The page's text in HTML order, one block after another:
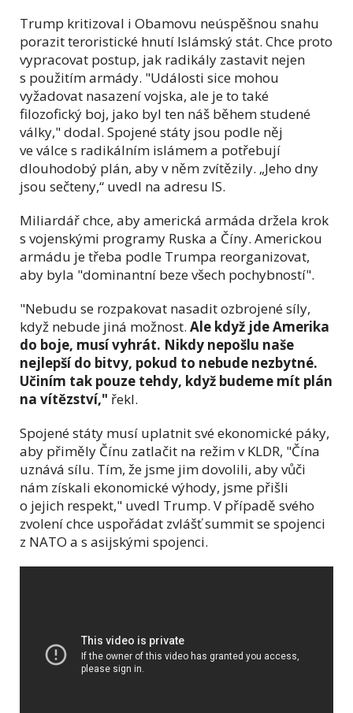
Trump kritizoval i Obamovu neúspěšnou snahu
porazit teroristické hnutí Islámský stát. Chce proto
vypracovat postup, jak radikály zastavit nejen
s použitím armády. "Události sice mohou
vyžadovat nasazení vojska, ale je to také
filozofický boj, jako byl ten náš během studené
války," dodal. Spojené státy jsou podle něj
ve válce s radikálním islámem a potřebují
dlouhodobý plán, aby v něm zvítězily. „Jeho dny
jsou sečteny,“ uvedl na adresu IS.
Miliardář chce, aby americká armáda držela krok
s vojenskými programy Ruska a Číny. Americkou
armádu je třeba podle Trumpa reorganizovat,
aby byla "dominantní beze všech pochybností".
"Nebudu se rozpakovat nasadit ozbrojené síly,
když nebude jiná možnost. Ale když jde Amerika
do boje, musí vyhrát. Nikdy nepošlu naše
nejlepší do bitvy, pokud to nebude nezbytné.
Učiním tak pouze tehdy, když budeme mít plán
na vítězství," řekl.
Spojené státy musí uplatnit své ekonomické páky,
aby přiměly Čínu zatlačit na režim v KLDR, "Čína
uznává sílu. Tím, že jsme jim dovolili, aby vůči
nám získali ekonomické výhody, jsme přišli
o jejich respekt," uvedl Trump. V případě svého
zvolení chce uspořádat zvlášť summit se spojenci
z NATO a s asijskými spojenci.